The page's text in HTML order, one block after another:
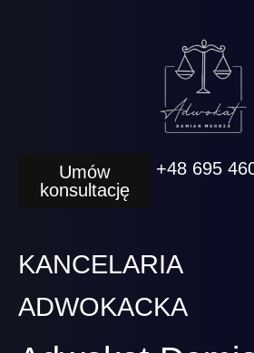
Umów
konsultację
+48 695
KANCELARIA
ADWOKACKA